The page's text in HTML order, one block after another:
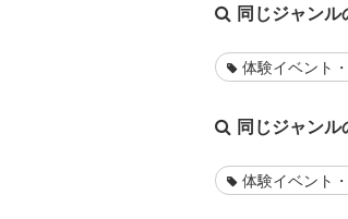
同じジャンル
体験イベント
同じジャンル
体験イベント